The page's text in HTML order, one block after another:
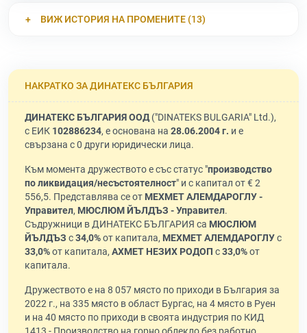
ВИЖ ИСТОРИЯ НА ПРОМЕНИТЕ (13)
НАКРАТКО ЗА ДИНАТЕКС БЪЛГАРИЯ
ДИНАТЕКС БЪЛГАРИЯ ООД("DINATEKS BULGARIA" Ltd.),
с ЕИК 102886234, е основана на 28.06.2004 г. и е
свързана с 0 други юридически лица.
Към момента дружеството е със статус "производство
по ликвидация/несъстоятелност" и с капитал от € 2
556,5. Представлява се от МЕХМЕТ АЛЕМДАРОГЛУ -
Управител, МЮСЛЮМ ЙЪЛДЪЗ - Управител.
Съдружници в ДИНАТЕКС БЪЛГАРИЯ са МЮСЛЮМ
ЙЪЛДЪЗ с34,0%от капитала, МЕХМЕТ АЛЕМДАРОГЛУс
33,0%от капитала, АХМЕТ НЕЗИХ РОДОП с33,0%от
капитала.
Дружеството е на 8 057 място по приходи в България за
2022 г., на 335 място в област Бургас, на 4 място в Руен
и на 40 място по приходи в своята индустрия по КИД